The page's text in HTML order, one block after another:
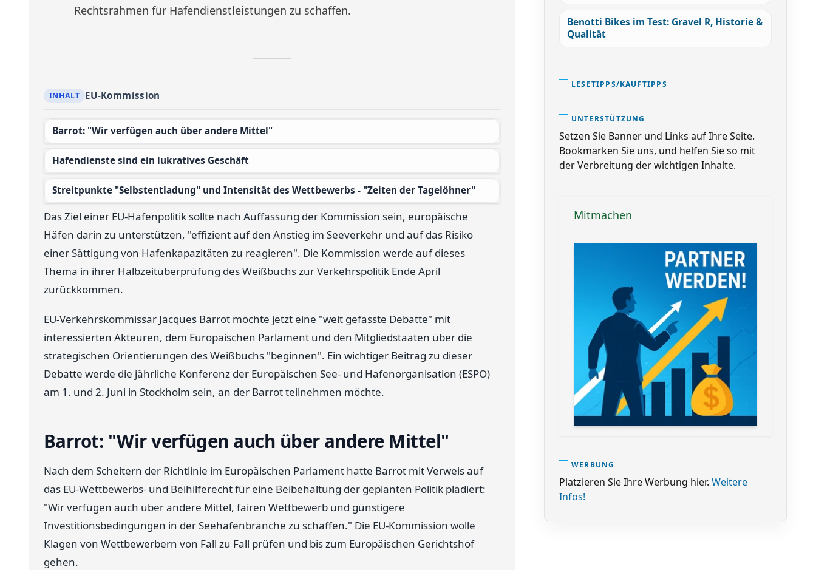
Rechtsrahmen für Hafendienstleistungen zu schaffen.
EU-Kommission
Barrot: "Wir verfügen auch über andere Mittel"
Hafendienste sind ein lukratives Geschäft
Streitpunkte "Selbstentladung" und Intensität des Wettbewerbs - "Zeiten der Tagelöhner"
Das Ziel einer EU-Hafenpolitik sollte nach Auffassung der Kommission sein, europäische
Häfen darin zu unterstützen, "effizient auf den Anstieg im Seeverkehr und auf das Risiko
einer Sättigung von Hafenkapazitäten zu reagieren". Die Kommission werde auf dieses
Thema in ihrer Halbzeitüberprüfung des Weißbuchs zur Verkehrspolitik Ende April
zurückkommen.
EU-Verkehrskommissar Jacques Barrot möchte jetzt eine "weit gefasste Debatte" mit
interessierten Akteuren, dem Europäischen Parlament und den Mitgliedstaaten über die
strategischen Orientierungen des Weißbuchs "beginnen". Ein wichtiger Beitrag zu dieser
Debatte werde die jährliche Konferenz der Europäischen See- und Hafenorganisation (ESPO)
am 1. und 2. Juni in Stockholm sein, an der Barrot teilnehmen möchte.
Barrot: "Wir verfügen auch über andere Mittel"
Nach dem Scheitern der Richtlinie im Europäischen Parlament hatte Barrot mit Verweis auf
das EU-Wettbewerbs- und Beihilferecht für eine Beibehaltung der geplanten Politik plädiert:
"Wir verfügen auch über andere Mittel, fairen Wettbewerb und günstigere
Investitionsbedingungen in der Seehafenbranche zu schaffen." Die EU-Kommission wolle
Klagen von Wettbewerbern von Fall zu Fall prüfen und bis zum Europäischen Gerichtshof
gehen.
Benotti Bikes im Test: Gravel R, Historie &
Qualität
LESETIPPS/KAUFTIPPS
UNTERSTÜTZUNG
Setzen Sie Banner und Links auf Ihre Seite.
Bookmarken Sie uns, und helfen Sie so mit
der Verbreitung der wichtigen Inhalte.
Mitmachen
WERBUNG
Platzieren Sie Ihre Werbung hier. Weitere
Infos!